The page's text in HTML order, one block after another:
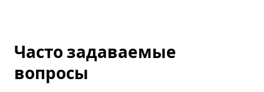
Часто задаваемые
вопросы